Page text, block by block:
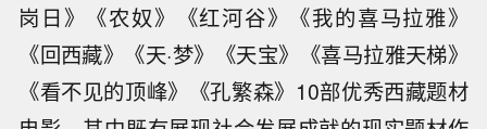
岗日》《农奴》《红河谷》《我的喜马拉雅》
《回西藏》《天·梦》《天宝》《喜马拉雅天梯》
《看不见的顶峰》《孔繁森》10部优秀西藏题材